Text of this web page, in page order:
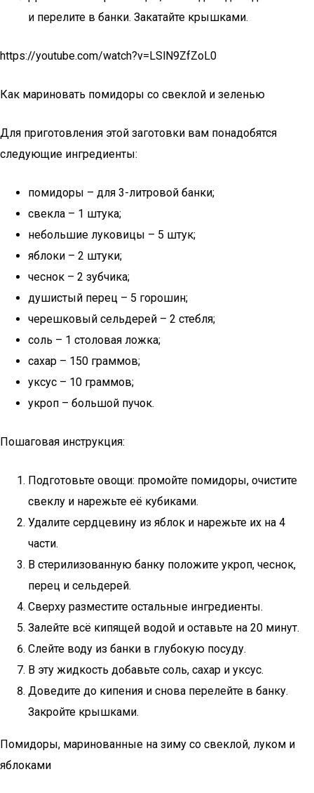
и перелите в банки. Закатайте крышками.
https://youtube.com/watch?v=LSlN9ZfZoL0
Как мариновать помидоры со свеклой и зеленью
Для приготовления этой заготовки вам понадобятся
следующие ингредиенты:
помидоры – для 3-литровой банки;
свекла – 1 штука;
небольшие луковицы – 5 штук;
яблоки – 2 штуки;
чеснок – 2 зубчика;
душистый перец – 5 горошин;
черешковый сельдерей – 2 стебля;
соль – 1 столовая ложка;
сахар – 150 граммов;
уксус – 10 граммов;
укроп – большой пучок.
Пошаговая инструкция:
Подготовьте овощи: промойте помидоры, очистите
свеклу и нарежьте её кубиками.
Удалите сердцевину из яблок и нарежьте их на 4
части.
В стерилизованную банку положите укроп, чеснок,
перец и сельдерей.
Сверху разместите остальные ингредиенты.
Залейте всё кипящей водой и оставьте на 20 минут.
Слейте воду из банки в глубокую посуду.
В эту жидкость добавьте соль, сахар и уксус.
Доведите до кипения и снова перелейте в банку.
Закройте крышками.
Помидоры, маринованные на зиму со свеклой, луком и
яблоками